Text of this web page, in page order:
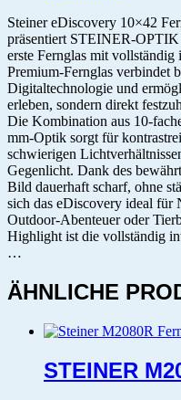
Steiner eDiscovery 10×42
präsentiert STEINER-OPTIK
erste Fernglas mit
Premium-Fernglas verbindet
Digitaltechnologie und
erleben, sondern direkt
Die Kombination aus 10-
mm-Optik sorgt für
schwierigen
Gegenlicht. Dank des
Bild dauerhaft scharf, ohne
sich das eDiscovery ideal für
Outdoor-Abenteuer oder
Highlight ist die vollständig
…
ÄHNLICHE
STEINER